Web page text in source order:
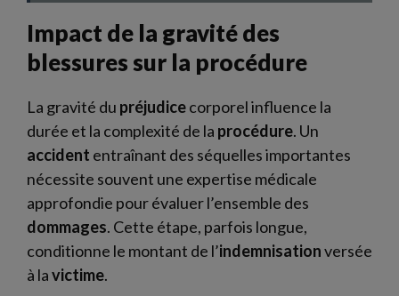
Impact de la gravité des
blessures sur la procédure
La gravité du préjudicecorporel influence la
durée et la complexité de la procédure. Un
accident entraînant des séquelles importantes
nécessite souvent une expertise médicale
approfondie pour évaluer l’ensemble des
dommages. Cette étape, parfois longue,
conditionne le montant de l’indemnisationversée
à lavictime.